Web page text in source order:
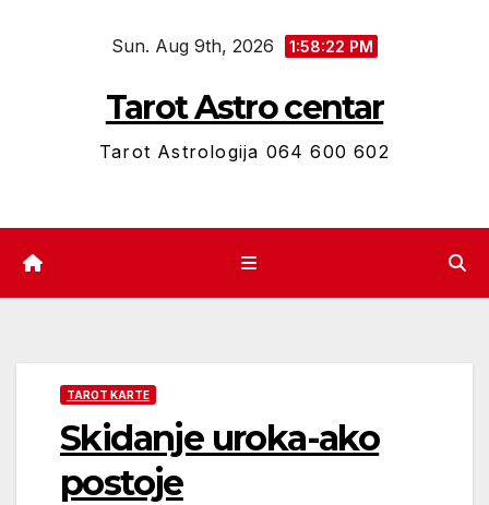
Sun. Aug 9th, 2026 1:58:23 PM
Tarot Astro centar
Tarot Astrologija 064 600 602
TAROT KARTE
Skidanje uroka-ako
postoje